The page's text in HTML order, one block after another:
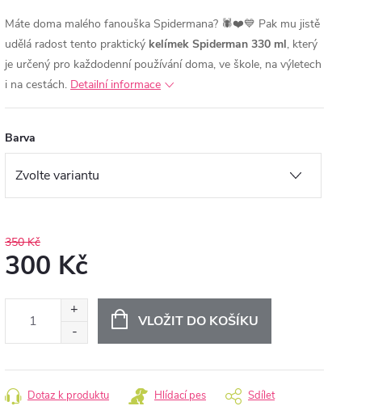
Máte doma malého fanouška Spidermana? 🕷️❤️💙 Pak mu jistě
udělá radost tento praktický kelímek Spiderman 330 ml, který
je určený pro každodenní používání doma, ve škole, na výletech
i na cestách. Detailní informace
Barva
350 Kč
300 Kč
VLOŽIT DO KOŠÍKU
Dotaz k produktu Hlídací pes Sdílet